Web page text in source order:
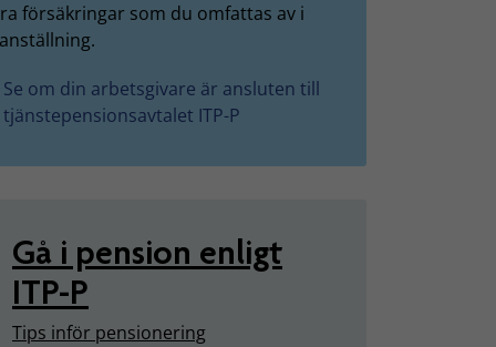
försäkringar som du omfattas av i
Se om din arbetsgivare är ansluten till
tjänstepensionsavtalet ITP-P
Gå i pension enligt
ITP-P
Tips inför pensionering